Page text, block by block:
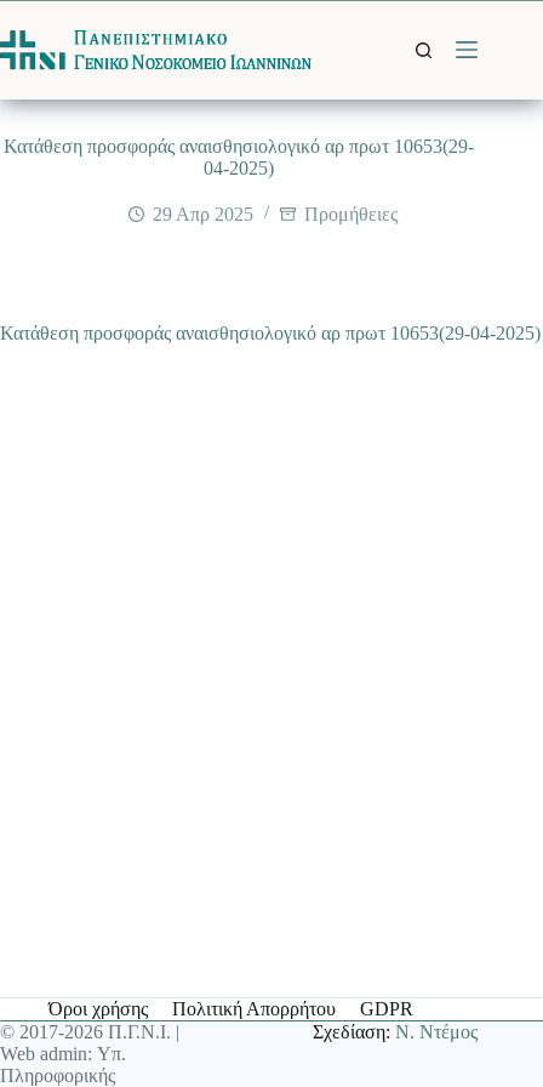
στο
περιεχόμενο
Κατάθεση προσφοράς αναισθησιολογικό αρ πρωτ 10653(29-
04-2025)
29 Απρ 2025 Προμήθειες
Κατάθεση προσφοράς αναισθησιολογικό αρ πρωτ 10653(29-04-2025)
Όροι χρήσης Πολιτική Απορρήτου
GDPR
© 2017-2026 Π.Γ.Ν.Ι. |
Web admin: Υπ.
Πληροφορικής
Σχεδίαση:Ν. Ντέμος